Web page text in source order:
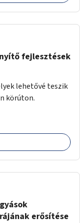
fejlesztések
lehetővé teszik
körúton.
erősítése